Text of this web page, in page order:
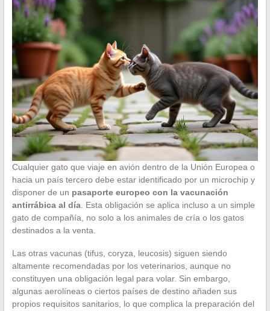
Cualquier gato que viaje en avión dentro de la Unión Europea o
hacia un país tercero debe estar identificado por un microchip y
disponer de un pasaporte europeo con la vacunación
antirrábica al día. Esta obligación se aplica incluso a un simple
gato de compañía, no solo a los animales de cría o los gatos
destinados a la venta.
Las otras vacunas (tifus, coryza, leucosis) siguen siendo
altamente recomendadas por los veterinarios, aunque no
constituyen una obligación legal para volar. Sin embargo,
algunas aerolíneas o ciertos países de destino añaden sus
propios requisitos sanitarios, lo que complica la preparación del